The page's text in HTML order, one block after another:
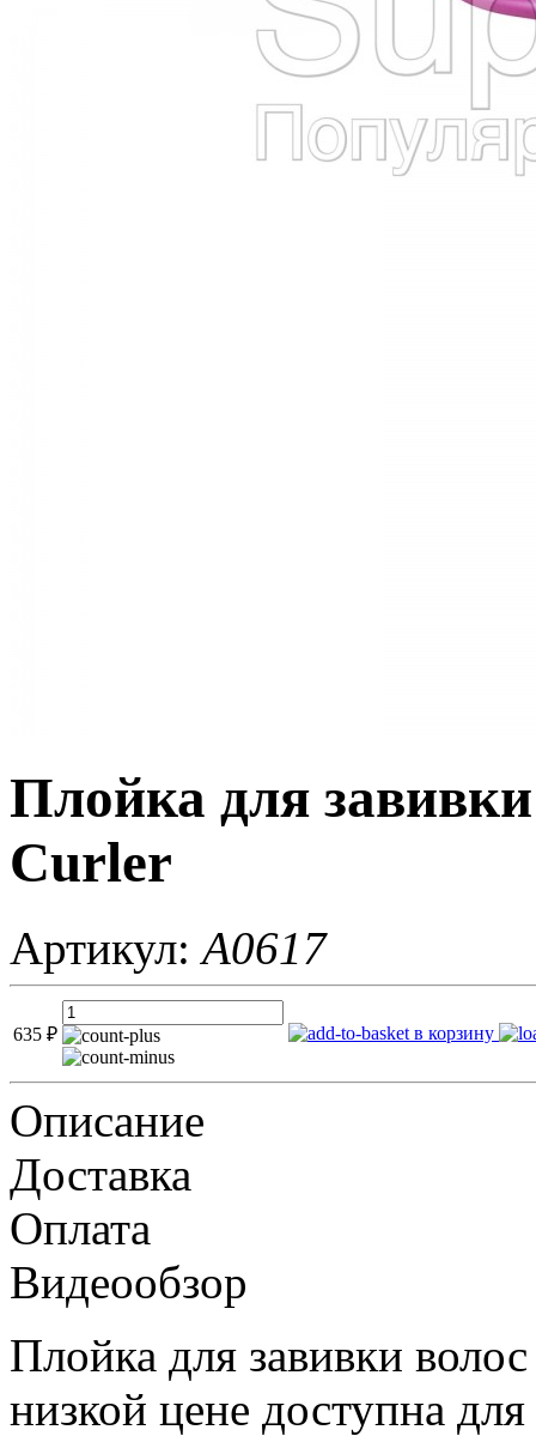
Плойка для
Curler
Артикул:A0617
635 ₽ в корзину
Описание
Доставка
Оплата
Видеообзор
Плойка для завивки
низкой цене доступна